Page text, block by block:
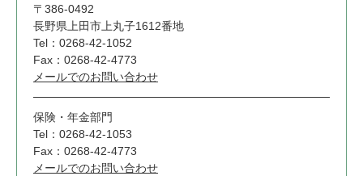
〒386-0492
長野県上田市上丸子1612番地
Tel：0268-42-1052
Fax：0268-42-4773
メールでのお問い合わせ
保険・年金部門
Tel：0268-42-1053
Fax：0268-42-4773
メールでのお問い合わせ